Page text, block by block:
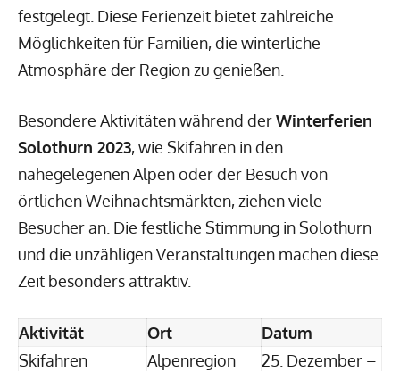
festgelegt. Diese Ferienzeit bietet zahlreiche
Möglichkeiten für Familien, die winterliche
Atmosphäre der Region zu genießen.
Besondere Aktivitäten während derWinterferien
Solothurn 2023, wie Skifahren in den
nahegelegenen Alpen oder der Besuch von
örtlichen Weihnachtsmärkten, ziehen viele
Besucher an. Die festliche Stimmung in Solothurn
und die unzähligen Veranstaltungen machen diese
Zeit besonders attraktiv.
Aktivität Ort
Datum
Skifahren
Alpenregion
25. Dezember –